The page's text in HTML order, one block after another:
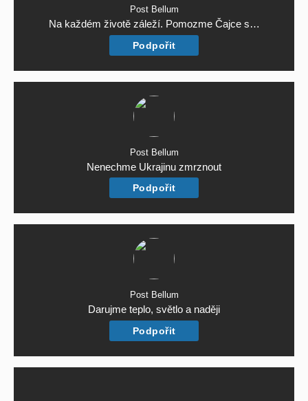
Post Bellum
Na každém životě záleží. Pomozme Čajce s…
Podpořit
Post Bellum
Nenechme Ukrajinu zmrznout
Podpořit
Post Bellum
Darujme teplo, světlo a naději
Podpořit